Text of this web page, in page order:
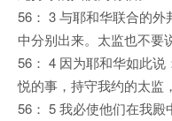
56： 3 与耶和华联合的
中分别出来。太监也不要
56： 4 因为耶和华如此
悦的事，持守我约的太监，
56： 5 我必使他们在我